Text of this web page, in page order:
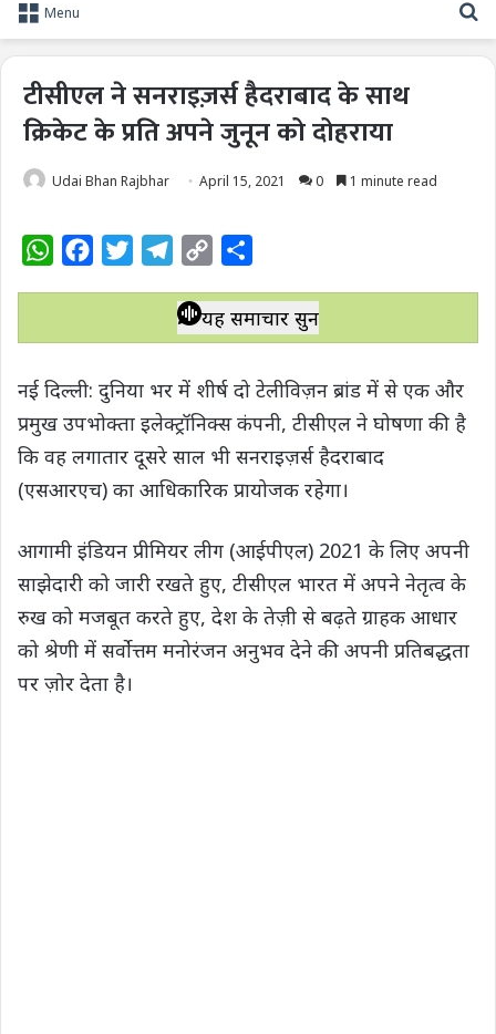
Menu
टीसीएल ने सनराइज़र्स हैदराबाद के साथ
क्रिकेट के प्रति अपने जुनून को दोहराया
Udai Bhan Rajbhar April 15, 2021 0 1 minute read
W
t
A
p
p
e
o
o
k
t
e
r
l
e
g
a
m
p
y
i
n
k
a
r
e
यह समाचार सुनें
नई दिल्ली: दुनिया भर में शीर्ष दो टेलीविज़न ब्रांड में से एक और
प्रमुख उपभोक्ता इलेक्ट्रॉनिक्स कंपनी, टीसीएल ने घोषणा की है
कि वह लगातार दूसरे साल भी सनराइज़र्स हैदराबाद
(एसआरएच) का आधिकारिक प्रायोजक रहेगा।
आगामी इंडियन प्रीमियर लीग (आईपीएल) 2021 के लिए अपनी
साझेदारी को जारी रखते हुए, टीसीएल भारत में अपने नेतृत्व के
रुख को मजबूत करते हुए, देश के तेज़ी से बढ़ते ग्राहक आधार
को श्रेणी में सर्वोत्तम मनोरंजन अनुभव देने की अपनी प्रतिबद्धता
पर ज़ोर देता है।